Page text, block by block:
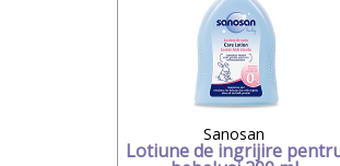
Sanosan
Lotiune de ingrijire